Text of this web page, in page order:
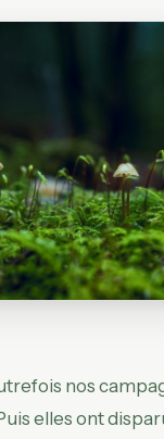
nos
elles ont